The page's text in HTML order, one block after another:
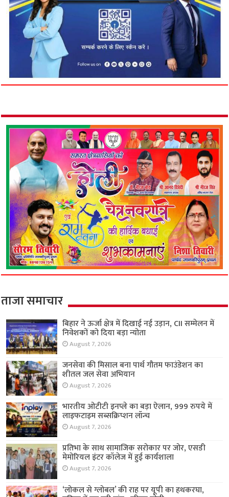
ताजा समाचार
बिहार ने ऊर्जा क्षेत्र में दिखाई नई उड़ान, CII सम्मेलन में
निवेशकों को दिया बड़ा न्योता
August 7, 2026
जनसेवा की मिसाल बना पार्थ गौतम फाउंडेशन का
शीतल जल सेवा अभियान
August 7, 2026
भारतीय ओटीटी इनप्ले का बड़ा ऐलान, 999 रुपये में
लाइफटाइम सब्सक्रिप्शन लॉन्च
August 7, 2026
प्रतिभा के साथ सामाजिक सरोकार पर जोर, एसडी
मेमोरियल इंटर कॉलेज में हुई कार्यशाला
August 7, 2026
‘लोकल से ग्लोबल’ की राह पर यूपी का हथकरघा,